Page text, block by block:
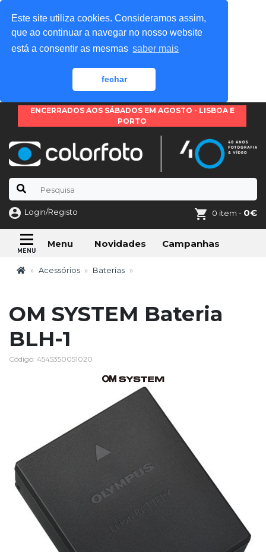
Este site utiliza cookies. Consideramos assim,
que ao continuar a navegar no nosso website
está a consentir as mesmas saber mais
fechar
ENCERRADOS AOS SÁBADOS EM AGOSTO - LISBOA E
PORTO
Login/Registo 0 item - 0€
Menu Novidades Campanhas
Acessórios Baterias
OM SYSTEM Bateria
BLH-1
Código: 4545350051020